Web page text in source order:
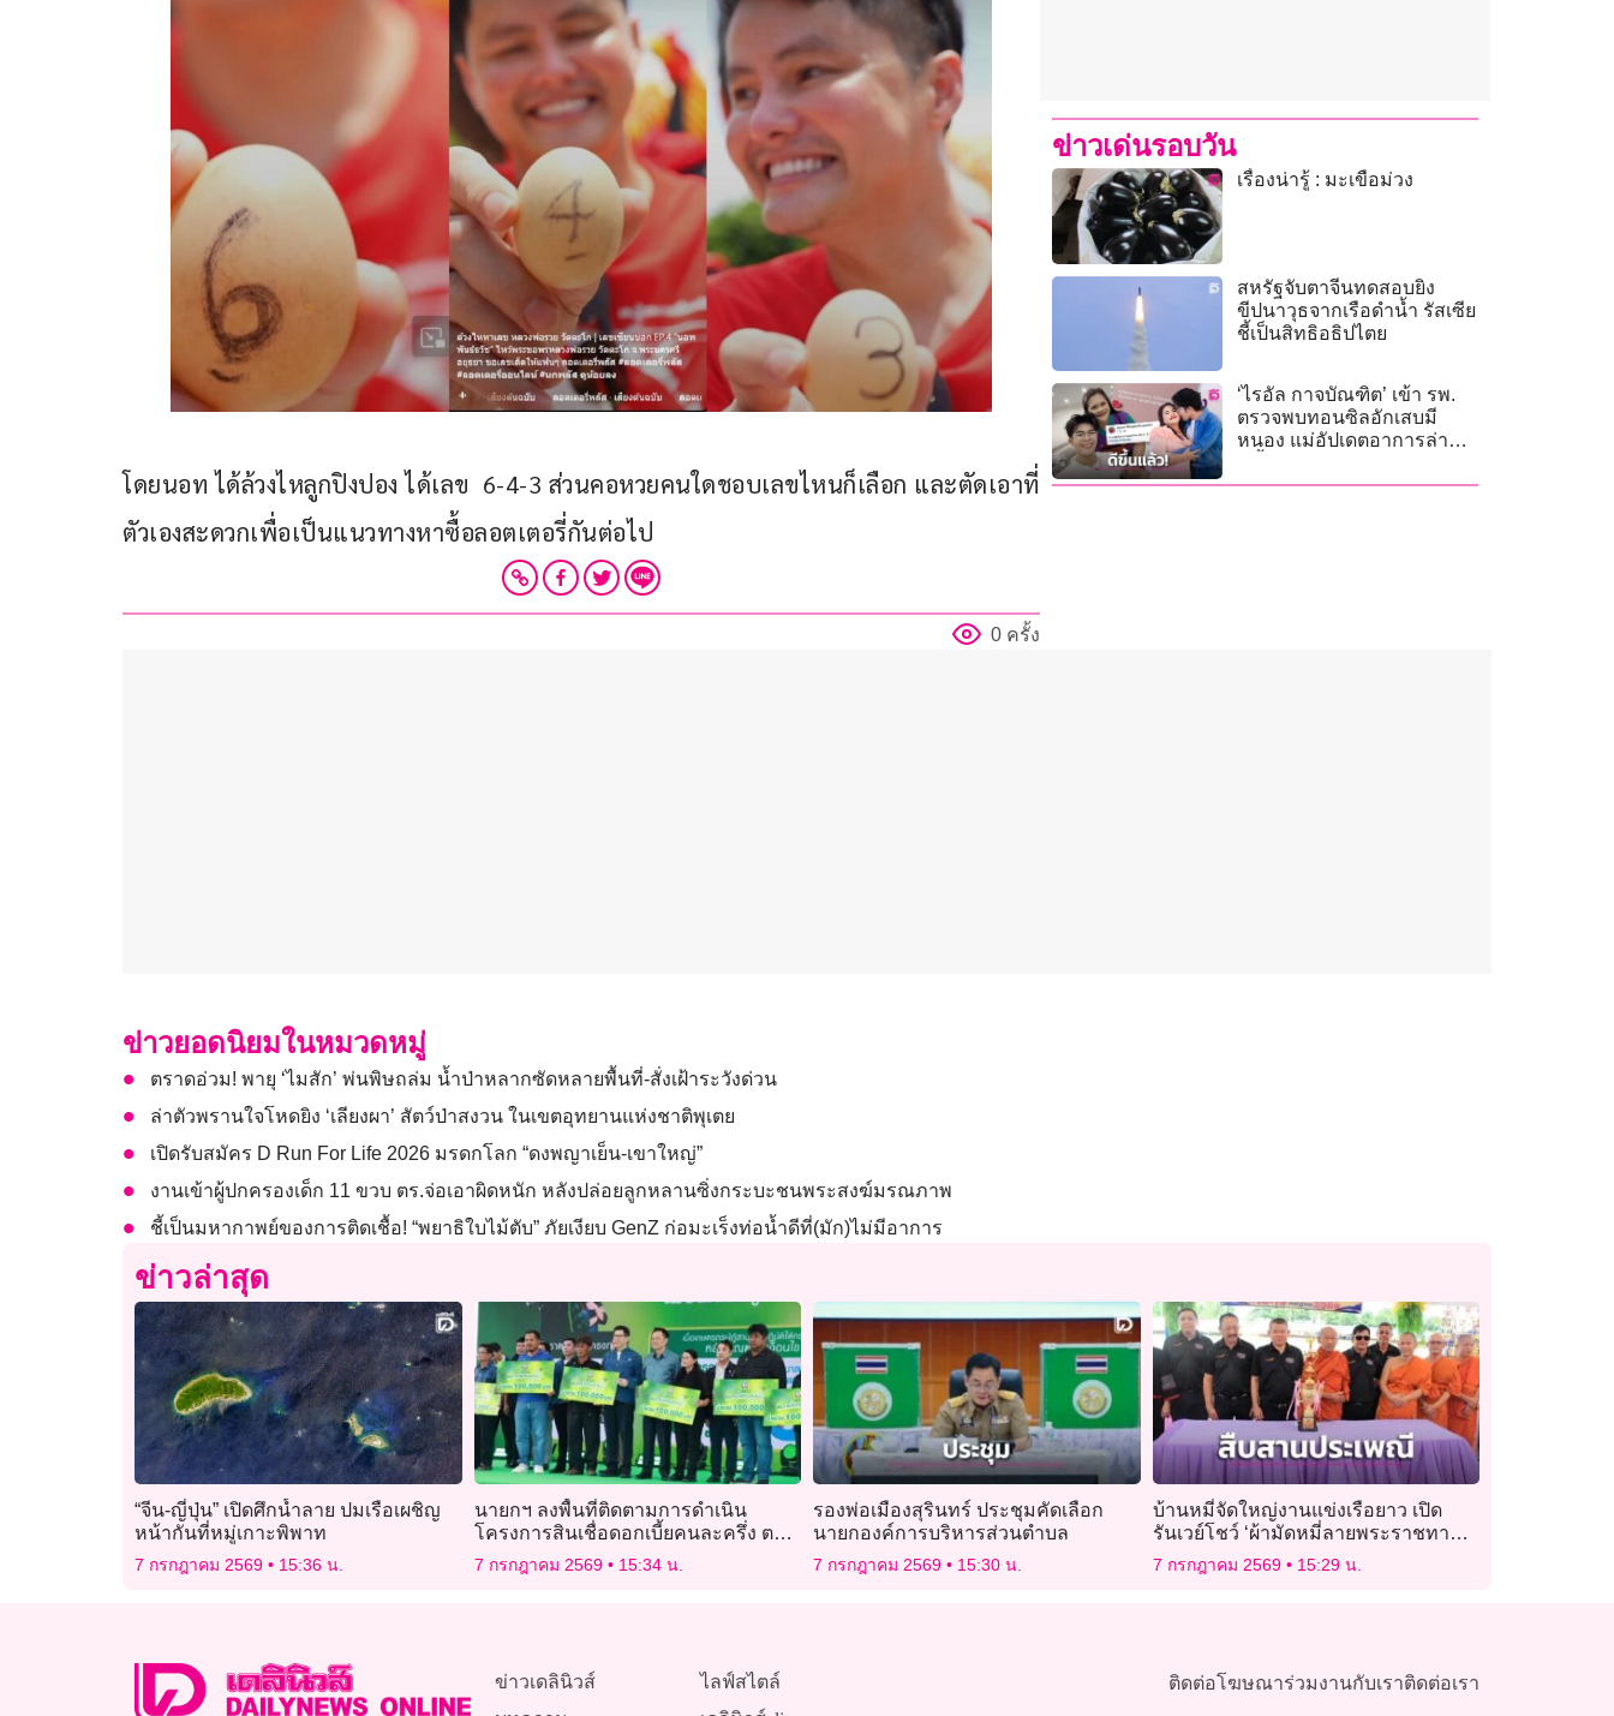
โดยนอท ได้ล้วงไหลูกปิงปอง ได้เลข  6-4-3 ส่วนคอหวยคนใดชอบเลขไหนก็เลือก และตัดเอาที่
ตัวเองสะดวกเพื่อเป็นแนวทางหาซื้อลอตเตอรี่กันต่อไป
0 ครั้ง
ข่าวเด่นรอบวัน
เรื่องน่ารู้ : มะเขือม่วง
สหรัฐจับตาจีนทดสอบยิง
ขีปนาวุธจากเรือดำน้ำ รัสเซีย
ชี้เป็นสิทธิอธิปไตย
‘ไรอัล กาจบัณฑิต’ เข้า รพ.
ตรวจพบทอนซิลอักเสบมี
หนอง แม่อัปเดตอาการล่าสุด
ข่าวยอดนิยมในหมวดหมู่
ตราดอ่วม! พายุ ‘ไมสัก’ พ่นพิษถล่ม น้ำป่าหลากซัดหลายพื้นที่-สั่งเฝ้าระวังด่วน
ล่าตัวพรานใจโหดยิง ‘เลียงผา’ สัตว์ป่าสงวน ในเขตอุทยานแห่งชาติพุเตย
เปิดรับสมัคร D Run For Life 2026 มรดกโลก “ดงพญาเย็น-เขาใหญ่”
งานเข้าผู้ปกครองเด็ก 11 ขวบ ตร.จ่อเอาผิดหนัก หลังปล่อยลูกหลานซิ่งกระบะชนพระสงฆ์มรณภาพ
ชี้เป็นมหากาพย์ของการติดเชื้อ! “พยาธิใบไม้ตับ” ภัยเงียบ GenZ ก่อมะเร็งท่อน้ำดีที่(มัก)ไม่มีอาการ
ข่าวล่าสุด
“จีน-ญี่ปุ่น” เปิดศึกน้ำลาย ปมเรือเผชิญ
หน้ากันที่หมู่เกาะพิพาท
7 กรกฎาคม 2569 15:36 น.
นายกฯ ลงพื้นที่ติดตามการดำเนิน
โครงการสินเชื่อดอกเบี้ยคนละครึ่ง ตาม
นโยบายรัฐบาล จังหวัด
พระนครศรีอยุธยา
7 กรกฎาคม 2569 15:34 น.
รองพ่อเมืองสุรินทร์ ประชุมคัดเลือก
นายกองค์การบริหารส่วนตำบล
7 กรกฎาคม 2569 15:30 น.
บ้านหมี่จัดใหญ่งานแข่งเรือยาว เปิด
รันเวย์โชว์ ‘ผ้ามัดหมี่ลายพระราชทาน’
สืบสานภูมิปัญญาผ้าทอมือ
7 กรกฎาคม 2569 15:29 น.
ข่าวเดลินิวส์
ไลฟ์สไตล์
ติดต่อโฆษณาร่วมงานกับเราติดต่อเรา